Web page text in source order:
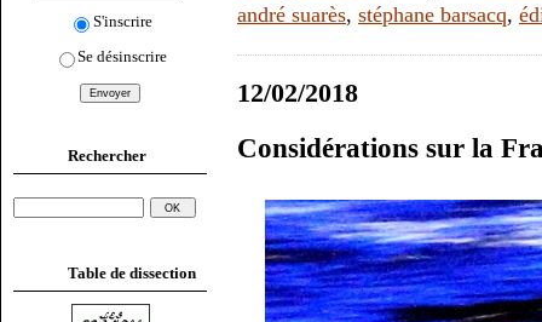
S'inscrire
Se désinscrire
Rechercher
Table de dissection
andré suarès, stéphane barsacq,
12/02/2018
Considérations sur la